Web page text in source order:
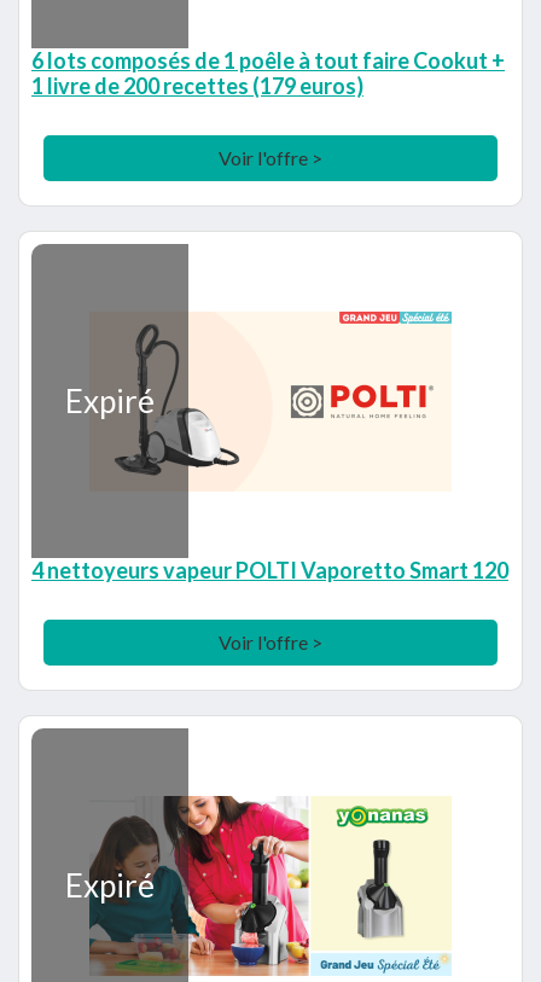
6 lots composés de 1 poêle à tout faire Cookut +
1 livre de 200 recettes (179 euros)
Voir l'offre >
Expiré
4 nettoyeurs vapeur POLTI Vaporetto Smart 120
Voir l'offre >
Expiré